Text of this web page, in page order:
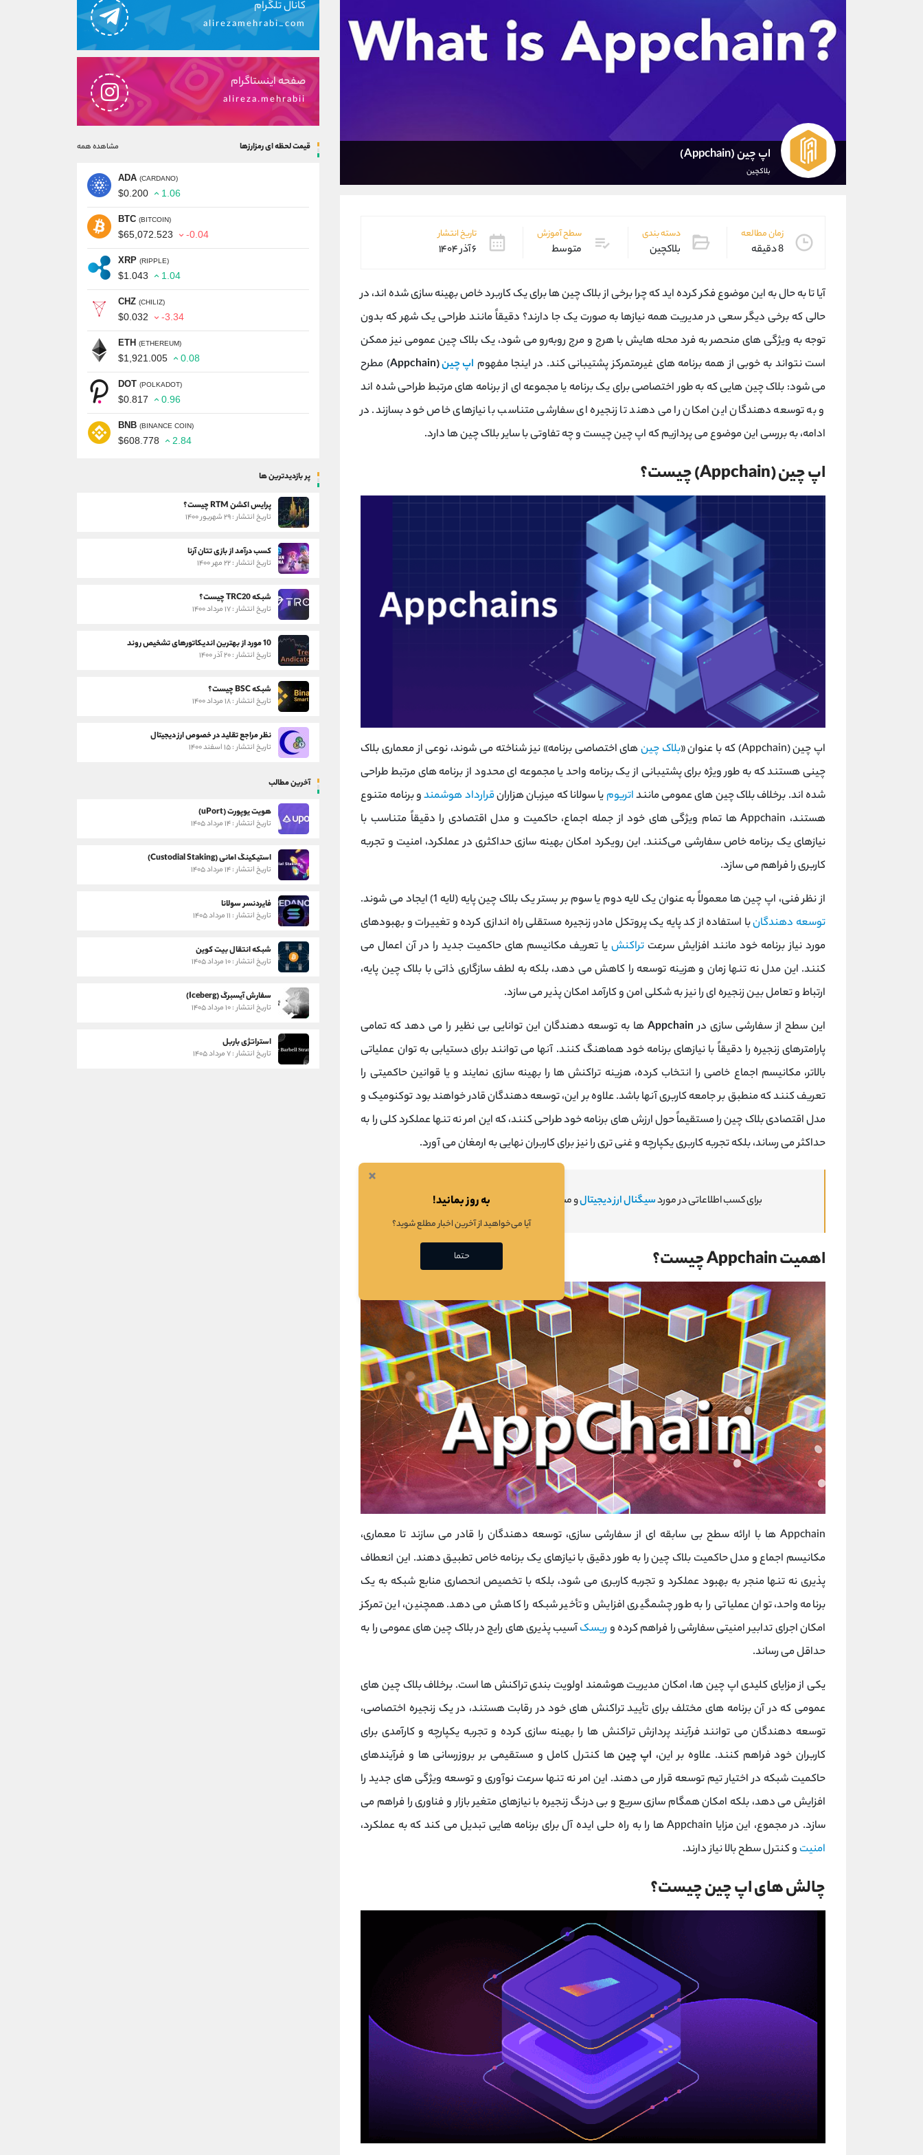
اپ ‌چین (Appchain)
بلاکچین
زمان مطالعه
8 دقیقه
دسته بندی
بلاکچین
سطح آموزش
متوسط
تاریخ انتشار
۶ آذر ۱۴۰۴
آیا تا به حال به این موضوع فکر کرده ‌اید که چرا برخی از بلاک چین ‌ها برای یک کاربرد خاص بهینه ‌سازی شده ‌اند، در
حالی که برخی دیگر سعی در مدیریت همه‌ نیازها به‌ صورت یک ‌جا دارند؟ دقیقاً مانند طراحی یک شهر که بدون
توجه به ویژگی‌ های منحصر به‌ فرد محله‌ هایش با هرج ‌و مرج روبه‌رو می‌ شود، یک بلاک چین عمومی نیز ممکن
است نتواند به ‌خوبی از همه‌ برنامه‌ های غیرمتمرکز پشتیبانی کند. در اینجا مفهوم اپ ‌چین(Appchain
) مطرح
می ‌شود: بلاک چین ‌هایی که به ‌طور اختصاصی برای یک برنامه یا مجموعه ‌ای از برنامه ‌های مرتبط طراحی شده‌ اند
و به توسعه ‌دهندگان این امکان را می‌ دهند تا زنجیره ‌ای سفارشی متناسب با نیازهای خاص خود بسازند. در
ادامه، به بررسی این موضوع می ‌پردازیم که اپ‌ چین چیست و چه تفاوتی با سایر بلاک چین ‌ها دارد.
اپ ‌چین (Appchain) چیست؟
اپ‌ چین‌ (Appchain) که با عنوان « بلاک چین‌های اختصاصی برنامه» نیز شناخته می ‌شوند، نوعی از معماری بلاک
چینی هستند که به ‌طور ویژه برای پشتیبانی از یک برنامه واحد یا مجموعه ‌ای محدود از برنامه ‌های مرتبط طراحی
شده ‌اند. برخلاف بلاک چین ‌های عمومی ماننداتریوم یا سولانا که میزبان هزارانقرارداد هوشمندو برنامه متنوع
هستند، Appchain ‌ها تمام ویژگی ‌های خود از جمله اجماع، حاکمیت و مدل اقتصادی را دقیقاً متناسب با
نیازهای یک برنامه خاص سفارشی می‌کنند. این رویکرد امکان بهینه ‌سازی حداکثری در عملکرد، امنیت و تجربه
کاربری را فراهم می ‌سازد.
از نظر فنی، اپ ‌چین‌ ها معمولاً به‌ عنوان یک لایه دوم یا سوم بر بستر یک بلاک چین پایه (لایه 1) ایجاد می ‌شوند.
توسعه ‌دهندگانبا استفاده از کد پایه یک پروتکل مادر، زنجیره مستقلی راه ‌اندازی کرده و تغییرات و بهبودهای
مورد نیاز برنامه خود مانند افزایش سرعت تراکنشیا تعریف مکانیسم‌ های حاکمیت جدید را در آن اعمال می
کنند. این مدل نه تنها زمان و هزینه توسعه را کاهش می ‌دهد، بلکه به لطف سازگاری ذاتی با بلاک چین پایه،
ارتباط و تعامل بین زنجیره‌ ای را نیز به شکلی امن و کارآمد امکان ‌پذیر می ‌سازد.
این سطح از سفارشی‌ سازی درAppchain ‌ها به توسعه ‌دهندگان این توانایی بی‌ نظیر را می‌ دهد که تمامی
پارامترهای زنجیره را دقیقاً با نیازهای برنامه خود هماهنگ کنند. آنها می ‌توانند برای دستیابی به توان عملیاتی
بالاتر، مکانیسم اجماع خاصی را انتخاب کرده، هزینه تراکنش ‌ها را بهینه‌ سازی نمایند و یا قوانین حاکمیتی را
تعریف کنند که منطبق بر جامعه کاربری آنها باشد. علاوه بر این، توسعه ‌دهندگان قادر خواهند بود توکنومیک و
مدل اقتصادی بلاک چین را مستقیماً حول ارزش‌ های برنامه خود طراحی کنند، که این امر نه تنها عملکرد کلی را به
حداکثر می ‌رساند، بلکه تجربه کاربری یکپارچه و غنی ‌تری را نیز برای کاربران نهایی به ارمغان می‌ آورد.
برای کسب اطلاعاتی در موردسیگنال ارز دیجیتالو مشاهده نتایج، بر روی لینک کلیک کنید.
اهمیت Appchain چیست؟
Appchain ‌ها با ارائه سطح بی‌ سابقه ‌ای از سفارشی ‌سازی، توسعه‌ دهندگان را قادر می‌ سازند تا معماری،
مکانیسم اجماع و مدل حاکمیت بلاک چین را به طور دقیق با نیازهای یک برنامه خاص تطبیق دهند. این انعطاف‌
پذیری نه تنها منجر به بهبود عملکرد و تجربه کاربری می ‌شود، بلکه با تخصیص انحصاری منابع شبکه به یک
برنامه واحد، توان عملیاتی را به طور چشمگیری افزایش و تأخیر شبکه را کاهش می ‌دهد. همچنین، این تمرکز
امکان اجرای تدابیر امنیتی سفارشی را فراهم کرده و ریسکآسیب ‌پذیری ‌های رایج در بلاک چین‌ های عمومی را به
حداقل می ‌رساند.
یکی از مزایای کلیدی اپ ‌چین ‌ها، امکان مدیریت هوشمند اولویت ‌بندی تراکنش ‌ها است. برخلاف بلاک چین‌ های
عمومی که در آن برنامه‌ های مختلف برای تأیید تراکنش ‌های خود در رقابت هستند، در یک زنجیره اختصاصی،
توسعه ‌دهندگان می ‌توانند فرآیند پردازش تراکنش‌ ها را بهینه‌ سازی کرده و تجربه یکپارچه و کارآمدی برای
کاربران خود فراهم کنند. علاوه بر این، اپ ‌چین‌ها کنترل کامل و مستقیمی بر بروزرسانی‌ ها و فرآیندهای
حاکمیت شبکه در اختیار تیم توسعه قرار می‌ دهند. این امر نه تنها سرعت نوآوری و توسعه ویژگی ‌های جدید را
افزایش می ‌دهد، بلکه امکان همگام سازی سریع و بی ‌درنگ زنجیره با نیازهای متغیر بازار و فناوری را فراهم می
‌سازد. در مجموع، این مزایا Appchain ‌ها را به راه ‌حلی ایده ‌آل برای برنامه ‌هایی تبدیل می کند که به عملکرد،
امنیت و کنترل سطح بالا نیاز دارند.
چالش های اپ چین چیست؟
کانال تلگرام
alirezamehrabi_com
صفحه اینستاگرام
alireza.mehrabii
قیمت لحظه ای رمزارزها مشاهده همه
ADA (CARDANO)
$0.200 1.06
BTC (BITCOIN)
$65,072.523 -0.04
XRP (RIPPLE)
$1.043 1.04
CHZ (CHILIZ)
$0.032 -3.34
ETH (ETHEREUM)
$1,921.005 0.08
DOT (POLKADOT)
$0.817 0.96
BNB (BINANCE COIN)
$608.778 2.84
پر بازدیدترین ها
پرایس اکشن RTM چیست؟
تاریخ انتشار : ۲۹ شهریور ۱۴۰۰
کسب درآمد از بازی تتان آرنا
تاریخ انتشار : ۲۲ مهر ۱۴۰۰
شبکه TRC20 چیست؟
تاریخ انتشار : ۱۷ مرداد ۱۴۰۰
10 مورد از بهترین اندیکاتورهای تشخیص روند
تاریخ انتشار : ۲۰ آذر ۱۴۰۰
شبکه BSC چیست؟
تاریخ انتشار : ۱۸ مرداد ۱۴۰۰
نظر مراجع تقلید در خصوص ارز دیجیتال
تاریخ انتشار : ۱۵ اسفند ۱۴۰۰
آخرین مطالب
هویت یوپورت (uPort)
تاریخ انتشار : ۱۴ مرداد ۱۴۰۵
استیکینگ امانی (Custodial Staking)
تاریخ انتشار : ۱۴ مرداد ۱۴۰۵
فایردنسر سولانا
تاریخ انتشار : ۱۱ مرداد ۱۴۰۵
شبکه انتقال بیت کوین
تاریخ انتشار : ۱۰ مرداد ۱۴۰۵
سفارش آیسبرگ (Iceberg)
تاریخ انتشار : ۱۰ مرداد ۱۴۰۵
استراتژی باربل
تاریخ انتشار : ۷ مرداد ۱۴۰۵
×
به روز بمانید!
آیا می‌خواهید از آخرین اخبار مطلع شوید؟
حتما